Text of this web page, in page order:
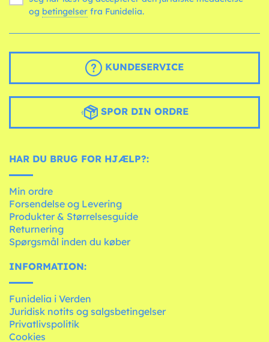
og betingelser fra Funidelia.
KUNDESERVICE
SPOR DIN ORDRE
HAR DU BRUG FOR HJÆLP?:
Min ordre
Forsendelse og Levering
Produkter & Størrelsesguide
Returnering
Spørgsmål inden du køber
INFORMATION:
Funidelia i Verden
Juridisk notits og salgsbetingelser
Privatlivspolitik
Cookies